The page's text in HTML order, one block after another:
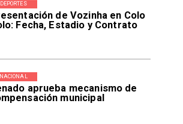
de Vozinha en Colo
Fecha, Estadio y Contrato
DEPORTES
aprueba mecanismo de
municipal
NACIONAL